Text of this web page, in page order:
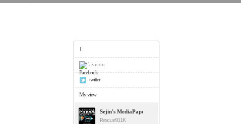
1
Facebook
twitter
My view
Sejin's MediaPaper - 오세진 사진기자의 미디어페이퍼
Rescue911K